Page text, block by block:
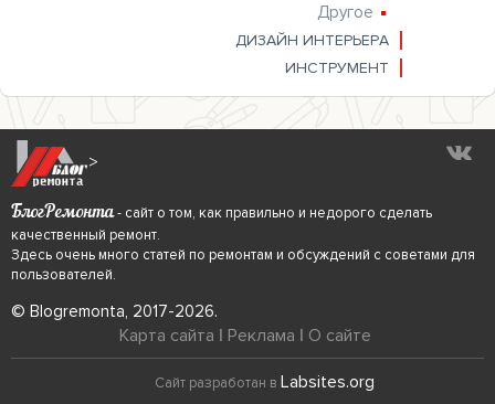
Другое
ДИЗАЙН ИНТЕРЬЕРА
ИНСТРУМЕНТ
>
БлогРемонта- сайт о том, как правильно и недорого сделать
качественный ремонт.
Здесь очень много статей по ремонтам и обсуждений с советами для
пользователей.
© Blogremonta, 2017-2026.
Карта сайта | Реклама | О сайте
Сайт разработан в Labsites.org